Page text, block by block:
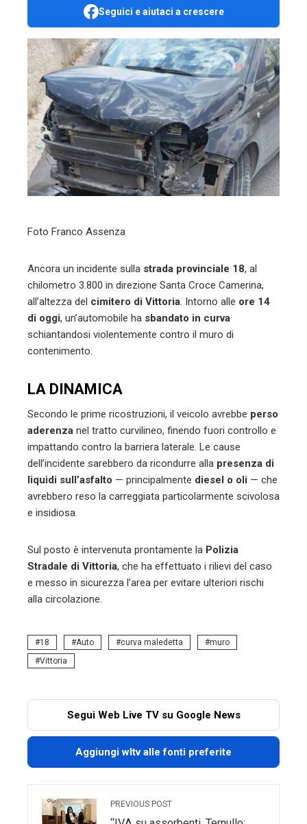
Seguici e aiutaci a crescere
Foto Franco Assenza
Ancora un incidente sulla strada provinciale 18, al
chilometro 3.800 in direzione Santa Croce Camerina,
all’altezza del cimitero di Vittoria. Intorno alle ore 14
di oggi, un’automobile ha sbandato in curva
schiantandosi violentemente contro il muro di
contenimento.
LA DINAMICA
Secondo le prime ricostruzioni, il veicolo avrebbe perso
aderenza nel tratto curvilineo, finendo fuori controllo e
impattando contro la barriera laterale. Le cause
dell’incidente sarebbero da ricondurre alla presenza di
liquidi sull’asfalto — principalmente diesel o oli — che
avrebbero reso la carreggiata particolarmente scivolosa
e insidiosa.
Sul posto è intervenuta prontamente la Polizia
Stradale di Vittoria, che ha effettuato i rilievi del caso
e messo in sicurezza l’area per evitare ulteriori rischi
alla circolazione.
18 Auto curva maledetta
muro
Vittoria
Segui Web Live TV su Google News
Aggiungi wltv alle fonti preferite
PREVIOUS POST